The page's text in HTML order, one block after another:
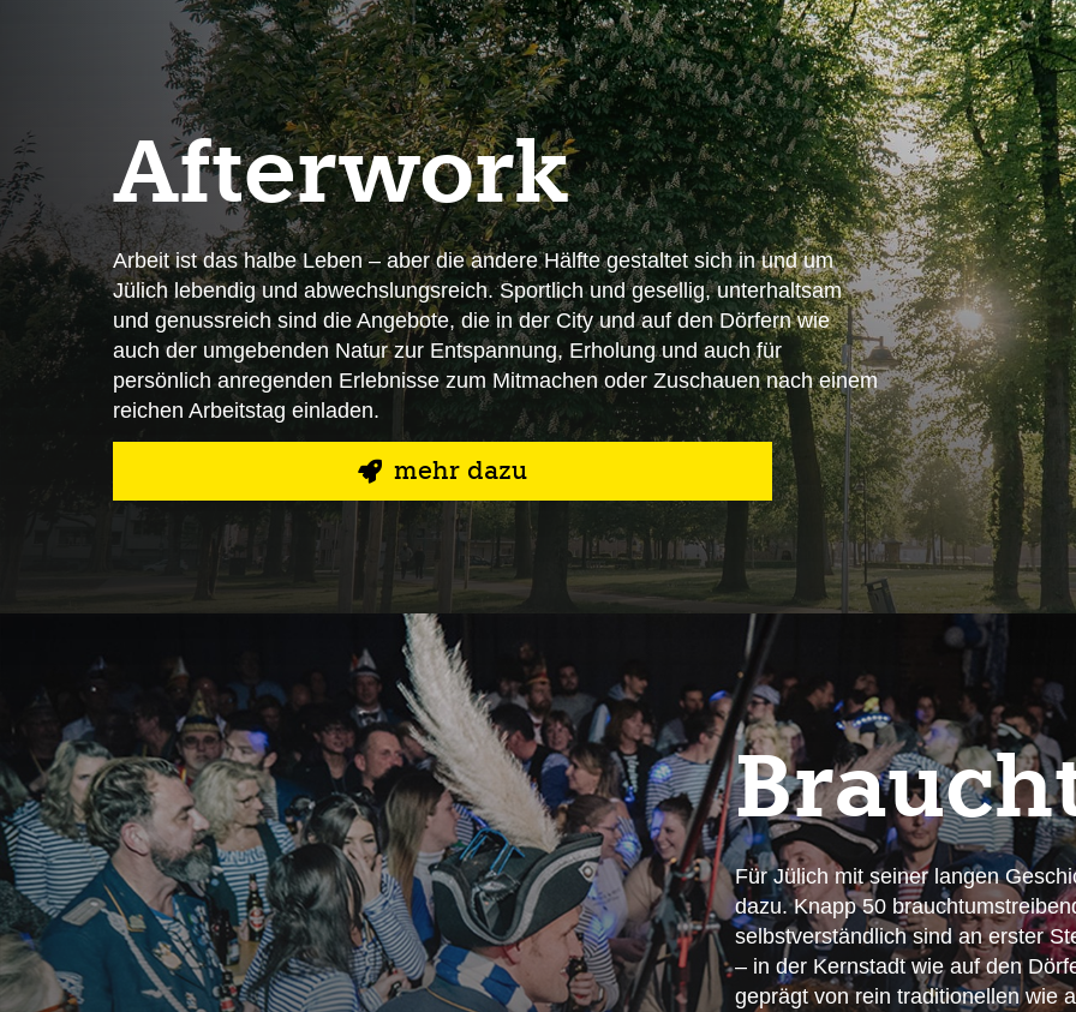
After­work
Arbeit ist das halbe Leben – aber die andere Hälfte gestaltet sich in und um
Jülich lebendig und abwechslungsreich. Sportlich und gesellig, unterhaltsam
und genussreich sind die Angebote, die in der City und auf den Dörfern wie
auch der umgebenden Natur zur Entspannung, Erholung und auch für
persönlich anregenden Erlebnisse zum Mitmachen oder Zuschauen nach einem
reichen Arbeitstag einladen.
mehr dazu
Für Jülich mit seiner langen
dazu. Knapp 50
selbstverständlich sind an erster
– in der Kernstadt wie auf den
geprägt von rein traditionellen wie